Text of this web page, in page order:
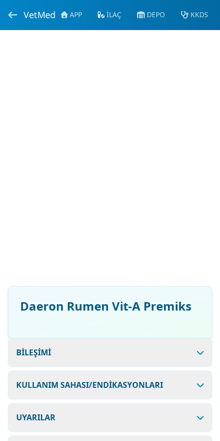
VetMed APP İLAÇ DEPO KKDS
Daeron Rumen Vit-A Premiks
BİLEŞİMİ
KULLANIM SAHASI/ENDİKASYONLARI
UYARILAR